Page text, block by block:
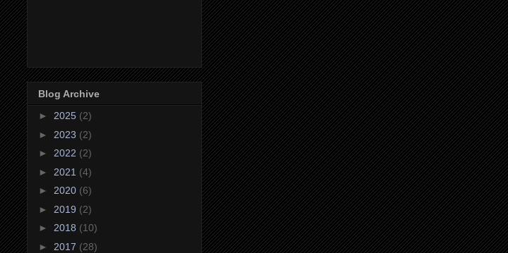
Blog Archive
► 2025 (2)
► 2023 (2)
► 2022 (2)
► 2021 (4)
► 2020 (6)
► 2019 (2)
► 2018 (10)
► 2017 (28)